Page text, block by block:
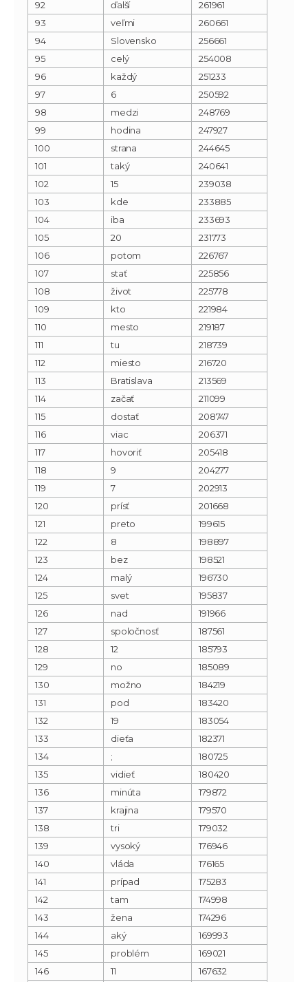
92 ďalší
261961
93
veľmi
260661
94
Slovensko
256661
95
celý
254008
96
každý
251233
97
6
250592
98
medzi
248769
99
hodina
247927
100
strana
244645
101
taký
240641
102
15
239038
103
kde
233885
104
iba
233693
105
20
231773
106
potom
226767
107
stať
225856
108
život
225778
109
kto
221984
110
mesto
219187
111
tu
218739
112
miesto
216720
113
Bratislava
213569
114
začať
211099
115
dostať
208747
116
viac
206371
117
hovoriť
205418
118
9
204277
119
7
202913
120
prísť
201668
121
preto
199615
122
8
198897
123
bez
198521
124
malý
196730
125
svet
195837
126
nad
191966
127
spoločnosť
187561
128
12
185793
129
no
185089
130
možno
184219
131
pod
183420
132
19
183054
133
dieťa
182371
134
;
180725
135
vidieť
180420
136
minúta
179872
137
krajina
179570
138
tri
179032
139
vysoký
176946
140
vláda
176165
141
prípad
175283
142
tam
174998
143
žena
174296
144
aký
169993
145
problém
169021
146
11
167632